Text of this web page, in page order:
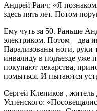
Андрей Раич: «Я
здесь пять лет. Потом
Ему чуть за 50. Раньше
электриком. Потом – два
Парализованы ноги, руки
инвалиду в подъезде уже
покупают лекарства,
помыться. И пытаются
Сергей Клепиков , житель
Успенского: